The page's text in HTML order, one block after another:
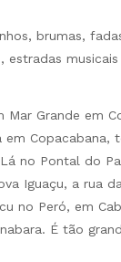
brumas,
estradas
Grande em
no Pontal do
Iguaçu, a rua
no Peró, em
É tão